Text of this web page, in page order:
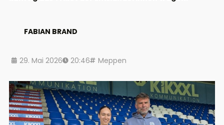
FABIAN BRAND
29. Mai 2026 20:46 Meppen